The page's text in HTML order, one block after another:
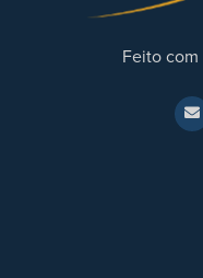
Feito com